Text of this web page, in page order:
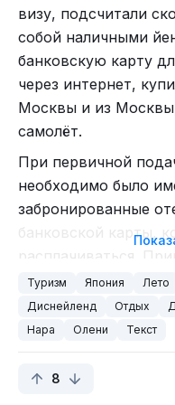
Не повторяй!
Прорекламирую ещё
Осталось только
Муж очень хотел
круто. :)
остановки и в
основном были
ужасный и один
визу, подсчитали
собой наличными
банковскую карту
через интернет,
Москвы и из
самолёт.
При первичной
необходимо было
забронированные
банковской карты,
отели уже с
отелях, потому что
интернет сейчас, а
Визы нам дали без
Туризм Япония Лето
Диснейленд
Отдых
Нара
Олени Текст
8